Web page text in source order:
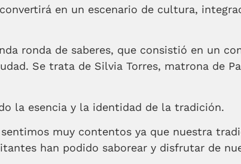
en un escenario de cultura,
ronda de saberes, que consistió en un
Se trata de Silvia Torres, matrona de
la esencia y la identidad de la tradición.
muy contentos ya que nuestra
han podido saborear y disfrutar de